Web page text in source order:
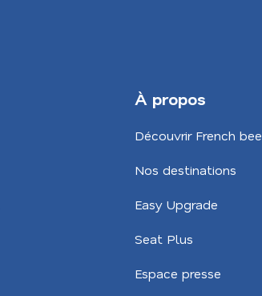
À propos
Découvrir French bee
Nos destinations
Easy Upgrade
Seat Plus
Espace presse